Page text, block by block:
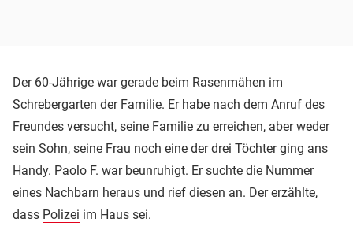
Der 60-Jährige war gerade beim Rasenmähen im
Schrebergarten der Familie. Er habe nach dem Anruf des
Freundes versucht, seine Familie zu erreichen, aber weder
sein Sohn, seine Frau noch eine der drei Töchter ging ans
Handy. Paolo F. war beunruhigt. Er suchte die Nummer
eines Nachbarn heraus und rief diesen an. Der erzählte,
dass Polizei im Haus sei.